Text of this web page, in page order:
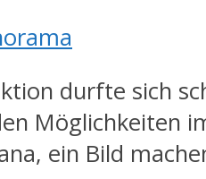
durfte sich
Möglichkeiten
ein Bild